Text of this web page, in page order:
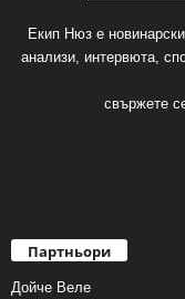
Екип Нюз е
анализи, интервюта,
свържете
Партньори
Дойче Веле